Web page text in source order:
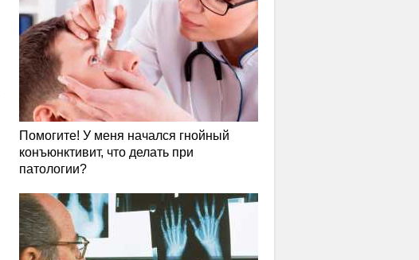
Помогите! У меня начался гнойный
конъюнктивит, что делать при
патологии?